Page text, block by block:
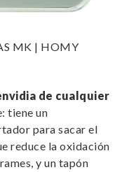
MK | HOMY
de cualquier
tiene un
para sacar el
reduce la oxidación
y un tapón